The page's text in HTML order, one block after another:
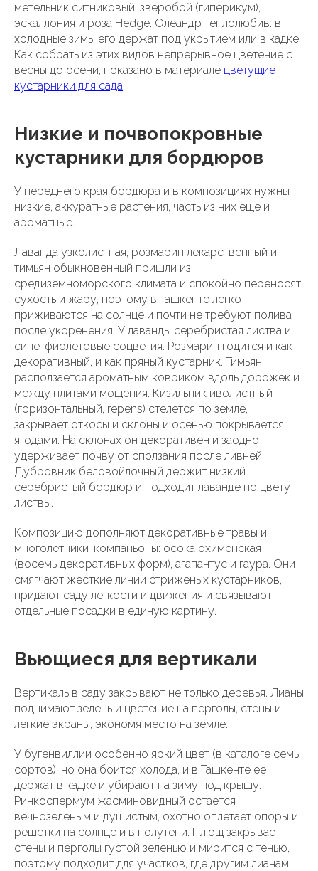
метельник ситниковый, зверобой (гиперикум),
эскаллония и роза Hedge. Олеандр теплолюбив: в
холодные зимы его держат под укрытием или в кадке.
Как собрать из этих видов непрерывное цветение с
весны до осени, показано в материале цветущие
кустарники для сада.
Низкие и почвопокровные
кустарники для бордюров
У переднего края бордюра и в композициях нужны
низкие, аккуратные растения, часть из них еще и
ароматные.
Лаванда узколистная, розмарин лекарственный и
тимьян обыкновенный пришли из
средиземноморского климата и спокойно переносят
сухость и жару, поэтому в Ташкенте легко
приживаются на солнце и почти не требуют полива
после укоренения. У лаванды серебристая листва и
сине-фиолетовые соцветия. Розмарин годится и как
декоративный, и как пряный кустарник. Тимьян
расползается ароматным ковриком вдоль дорожек и
между плитами мощения. Кизильник иволистный
(горизонтальный, repens) стелется по земле,
закрывает откосы и склоны и осенью покрывается
ягодами. На склонах он декоративен и заодно
удерживает почву от сползания после ливней.
Дубровник беловойлочный держит низкий
серебристый бордюр и подходит лаванде по цвету
листвы.
Композицию дополняют декоративные травы и
многолетники-компаньоны: осока охименская
(восемь декоративных форм), агапантус и гаура. Они
смягчают жесткие линии стриженых кустарников,
придают саду легкости и движения и связывают
отдельные посадки в единую картину.
Вьющиеся для вертикали
Вертикаль в саду закрывают не только деревья. Лианы
поднимают зелень и цветение на перголы, стены и
легкие экраны, экономя место на земле.
У бугенвиллии особенно яркий цвет (в каталоге семь
сортов), но она боится холода, и в Ташкенте ее
держат в кадке и убирают на зиму под крышу.
Ринкоспермум жасминовидный остается
вечнозеленым и душистым, охотно оплетает опоры и
решетки на солнце и в полутени. Плющ закрывает
стены и перголы густой зеленью и мирится с тенью,
поэтому подходит для участков, где другим лианам